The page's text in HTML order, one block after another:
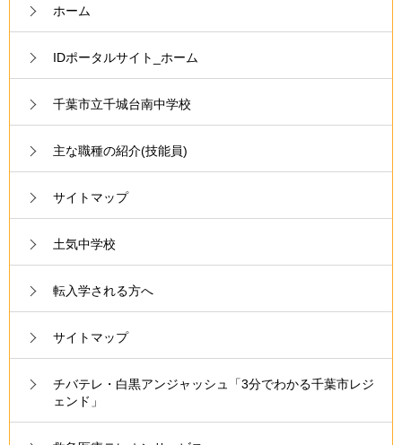
ホーム
IDポータルサイト_ホーム
千葉市立千城台南中学校
主な職種の紹介(技能員)
サイトマップ
土気中学校
転入学される方へ
サイトマップ
チバテレ・白黒アンジャッシュ「3分でわかる千葉市レジ
ェンド」